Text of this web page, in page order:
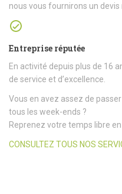
nous vous fournirons un devis
Entreprise réputée
En activité depuis plus de 16
de service et d’excellence.
Vous en avez assez de
tous les week-ends ?
Reprenez votre temps libre
CONSULTEZ TOUS NOS